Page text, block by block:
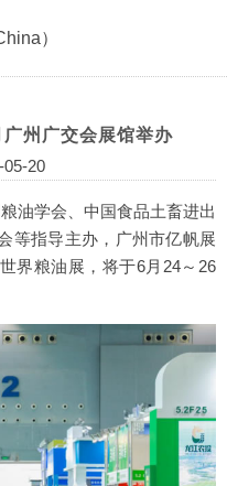
）
州广交会展馆举办
05-20
油学会、中国食品土畜进出
等指导主办，广州市亿帆展
界粮油展，将于6月24～26